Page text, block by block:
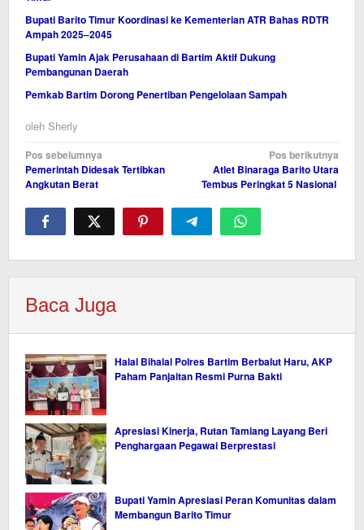
Bupati Barito Timur Koordinasi ke Kementerian ATR Bahas RDTR
Ampah 2025–2045
Bupati Yamin Ajak Perusahaan di Bartim Aktif Dukung
Pembangunan Daerah
Pemkab Bartim Dorong Penertiban Pengelolaan Sampah
oleh Sherly
Navigasi
pos
Pos sebelumnya
Pemerintah Didesak Tertibkan
Angkutan Berat
Pos berikutnya
Atlet Binaraga Barito Utara
Tembus Peringkat 5 Nasional
Baca Juga
Halal Bihalal Polres Bartim Berbalut Haru, AKP
Paham Panjaitan Resmi Purna Bakti
Apresiasi Kinerja, Rutan Tamiang Layang Beri
Penghargaan Pegawai Berprestasi
Bupati Yamin Apresiasi Peran Komunitas dalam
Membangun Barito Timur